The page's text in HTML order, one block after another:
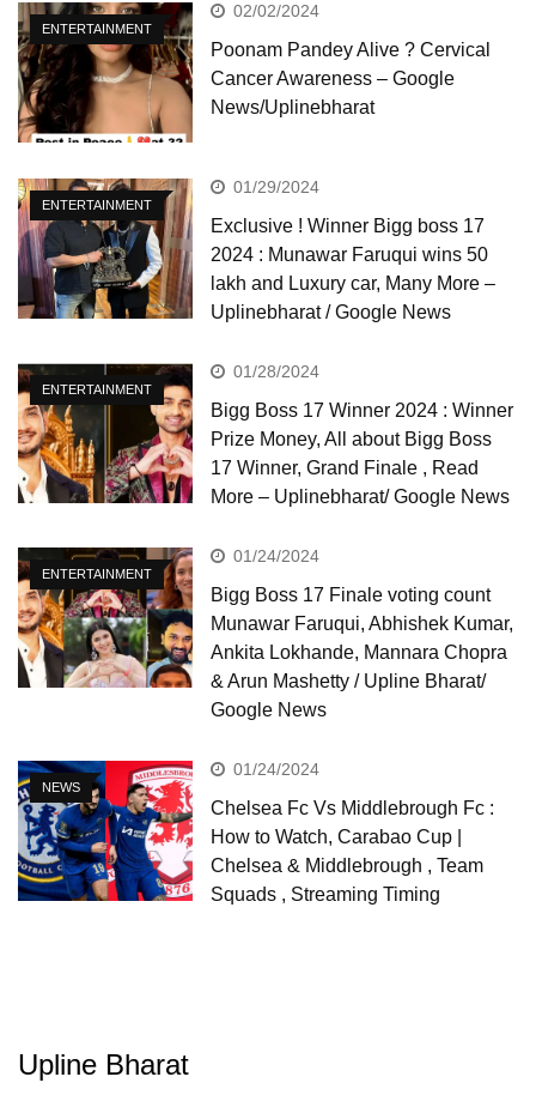
ENTERTAINMENT
02/02/2024
Poonam Pandey Alive ? Cervical
Cancer Awareness – Google
News/Uplinebharat
ENTERTAINMENT
01/29/2024
Exclusive ! Winner Bigg boss 17
2024 : Munawar Faruqui wins 50
lakh and Luxury car, Many More –
Uplinebharat / Google News
ENTERTAINMENT
01/28/2024
Bigg Boss 17 Winner 2024 : Winner
Prize Money, All about Bigg Boss
17 Winner, Grand Finale , Read
More – Uplinebharat/ Google News
ENTERTAINMENT
01/24/2024
Bigg Boss 17 Finale voting count
Munawar Faruqui, Abhishek Kumar,
Ankita Lokhande, Mannara Chopra
& Arun Mashetty / Upline Bharat/
Google News
NEWS
01/24/2024
Chelsea Fc Vs Middlebrough Fc :
How to Watch, Carabao Cup |
Chelsea & Middlebrough , Team
Squads , Streaming Timing
Upline Bharat